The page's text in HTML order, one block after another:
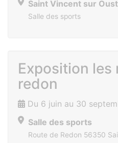
Saint Vincent sur Oust
Salle des sports
Exposition les
redon
Du 6 juin au 30
Salle des sports
Route de Redon 56350